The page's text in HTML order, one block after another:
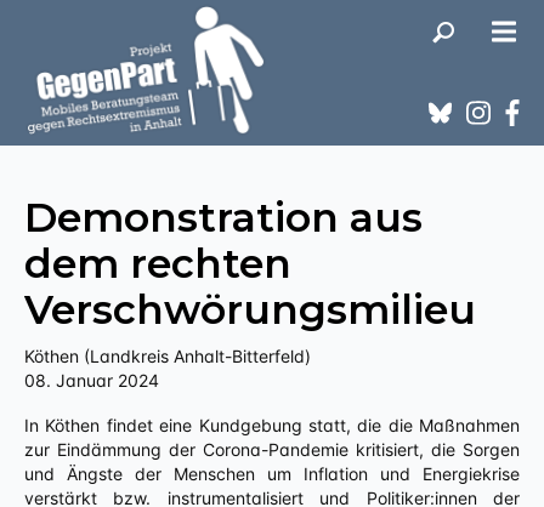
Demonstration aus
dem rechten
Verschwörungsmilieu
Köthen (Landkreis Anhalt-Bitterfeld)
08. Januar 2024
In Köthen findet eine Kundgebung statt, die die Maßnahmen
zur Eindämmung der Corona-Pandemie kritisiert, die Sorgen
und Ängste der Menschen um Inflation und Energiekrise
verstärkt bzw. instrumentalisiert und Politiker:innen der